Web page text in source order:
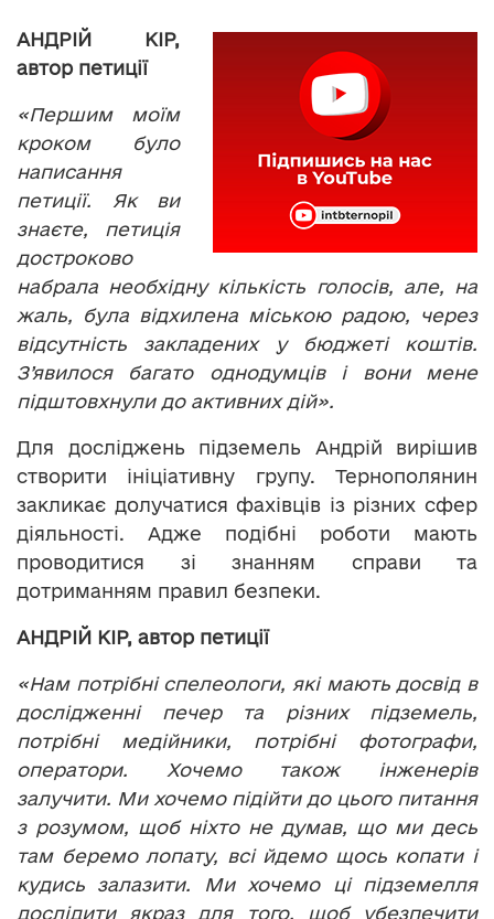
АНДРІЙ КІР,
автор петиції
«Першим моїм
кроком було
написання
петиції. Як ви
знаєте, петиція
достроково
набрала необхідну кількість голосів, але, на
жаль, була відхилена міською радою, через
відсутність закладених у бюджеті коштів.
З’явилося багато однодумців і вони мене
підштовхнули до активних дій».
Для досліджень підземель Андрій вирішив
створити ініціативну групу. Тернополянин
закликає долучатися фахівців із різних сфер
діяльності. Адже подібні роботи мають
проводитися зі знанням справи та
дотриманням правил безпеки.
АНДРІЙ КІР, автор петиції
«Нам потрібні спелеологи, які мають досвід в
дослідженні печер та різних підземель,
потрібні медійники, потрібні фотографи,
оператори. Хочемо також інженерів
залучити. Ми хочемо підійти до цього питання
з розумом, щоб ніхто не думав, що ми десь
там беремо лопату, всі йдемо щось копати і
кудись залазити. Ми хочемо ці підземелля
дослідити якраз для того, щоб убезпечити